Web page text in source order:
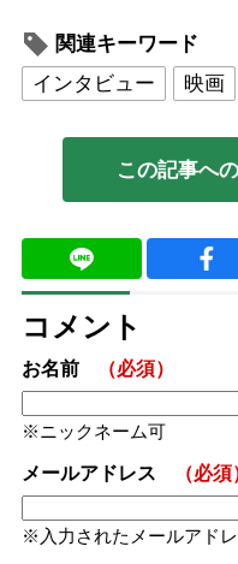
関連キーワード
インタビュー
映画
この記事へ
コメント
お名前 （必須）
ニックネーム可
メールアドレス （必須
入力されたメールアド